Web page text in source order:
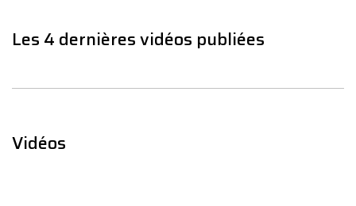
Les 4 dernières vidéos publiées
Vidéos